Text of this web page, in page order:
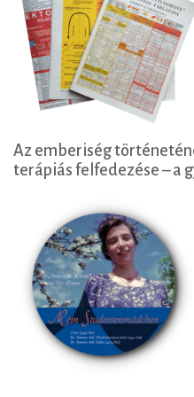
Az emberiség
terápiás felfedezése – a